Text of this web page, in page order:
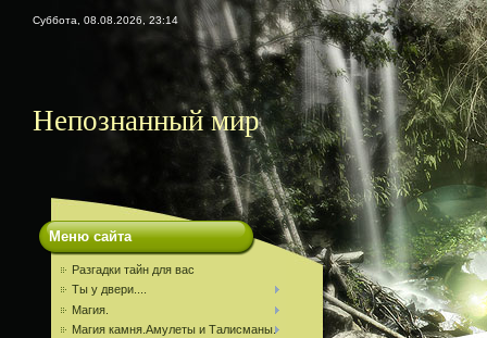
Суббота, 08.08.2026, 23:14
Непознанный мир
Меню сайта
Разгадки тайн для вас
Ты у двери....
Магия.
Магия камня.Амулеты и Талисманы.